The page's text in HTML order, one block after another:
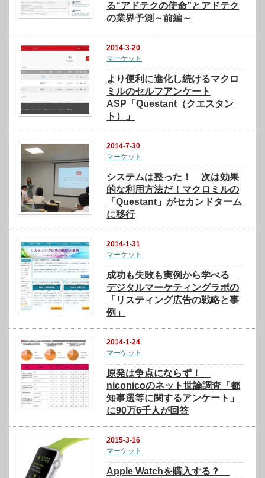
る“アドテクの使命”とアドテク
の業界予測～前編～
2014-3-20
マーケット
より便利に進化し続けるマクロ
ミルのセルフアンケート
ASP「Questant（クエスタン
ト）」
2014-7-30
マーケット
システムは整った！ 次は効果
的な利用方法だ！マクロミルの
「Questant」がセカンドターム
に移行
2014-1-31
マーケット
成功も失敗も実例から学べる
デジタルマーケティングラボの
「リスティング広告の戦略と事
例」
2014-1-24
マーケット
原発は争点にならず！
niconicoのネット世論調査「都
知事選等に関するアンケート」
に90万6千人が回答
2015-3-16
マーケット
Apple Watchを購入する？